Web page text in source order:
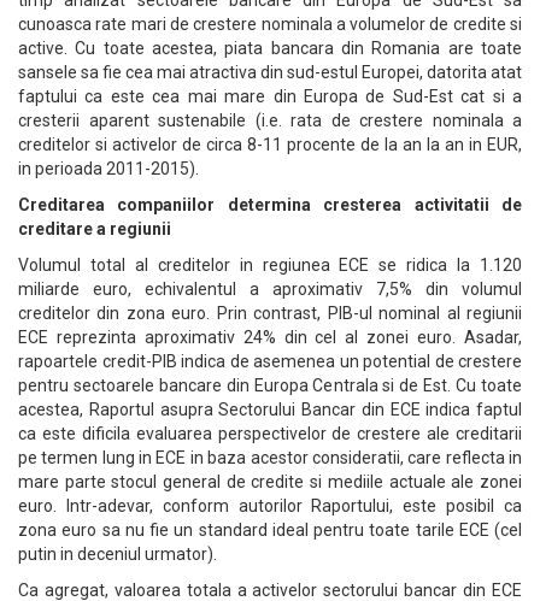
cunoasca rate mari de crestere nominala a volumelor de credite si
active. Cu toate acestea, piata bancara din Romania are toate
sansele sa fie cea mai atractiva din sud-estul Europei, datorita atat
faptului ca este cea mai mare din Europa de Sud-Est cat si a
cresterii aparent sustenabile (i.e. rata de crestere nominala a
creditelor si activelor de circa 8-11 procente de la an la an in EUR,
in perioada 2011-2015).
Creditarea companiilor determina cresterea activitatii de
creditare a regiunii
Volumul total al creditelor in regiunea ECE se ridica la 1.120
miliarde euro, echivalentul a aproximativ 7,5% din volumul
creditelor din zona euro. Prin contrast, PIB-ul nominal al regiunii
ECE reprezinta aproximativ 24% din cel al zonei euro. Asadar,
rapoartele credit-PIB indica de asemenea un potential de crestere
pentru sectoarele bancare din Europa Centrala si de Est. Cu toate
acestea, Raportul asupra Sectorului Bancar din ECE indica faptul
ca este dificila evaluarea perspectivelor de crestere ale creditarii
pe termen lung in ECE in baza acestor consideratii, care reflecta in
mare parte stocul general de credite si mediile actuale ale zonei
euro. Intr-adevar, conform autorilor Raportului, este posibil ca
zona euro sa nu fie un standard ideal pentru toate tarile ECE (cel
putin in deceniul urmator).
Ca agregat, valoarea totala a activelor sectorului bancar din ECE